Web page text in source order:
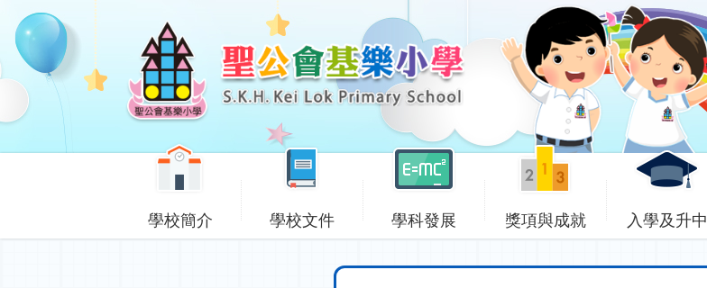
學校簡介 學校文件 學科發展 獎項與成就 入學及升中